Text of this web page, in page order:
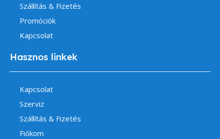
Szállítás & Fizetés
Promóciók
Kapcsolat
Hasznos linkek
Kapcsolat
Szerviz
Szállítás & Fizetés
Fiókom